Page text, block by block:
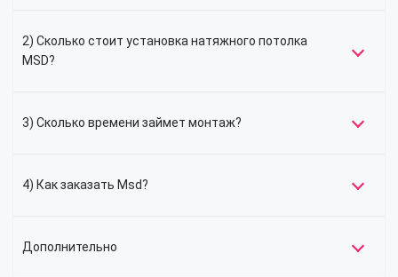
2) Сколько стоит установка натяжного потолка
MSD?
3) Сколько времени займет монтаж?
4) Как заказать Msd?
Дополнительно